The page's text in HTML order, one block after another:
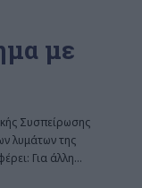
με
Συσπείρωσης
λυμάτων της
Για άλλη…